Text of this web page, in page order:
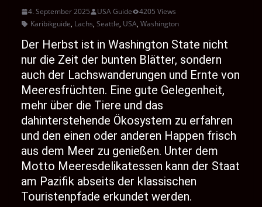
4. September 2025 USA Guide
4205 Views
Karibikguide, Lachs, Seattle, USA, Washington
Der Herbst ist in Washington State nicht
nur die Zeit der bunten Blätter, sondern
auch der Lachswanderungen und Ernte von
Meeresfrüchten. Eine gute Gelegenheit,
mehr über die Tiere und das
dahinterstehende Ökosystem zu erfahren
und den einen oder anderen Happen frisch
aus dem Meer zu genießen. Unter dem
Motto Meeresdelikatessen kann der Staat
am Pazifik abseits der klassischen
Touristenpfade erkundet werden.